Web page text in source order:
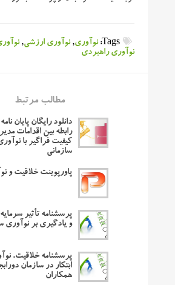
Tags: نوآوری,نوآوری ارزشی,
نوآوری راهبردی
مطالب مرتبط
دانلود رایگان پایان
رابطه بین اقدامات
کیفیت فراگیر با
سازمانی
پاورپوینت خلاقیت و
پرسشنامه تأثیر
و یادگیری بر نوآوری
پرسشنامه خلاقیت،
ابتکار در سازمان
همکاران